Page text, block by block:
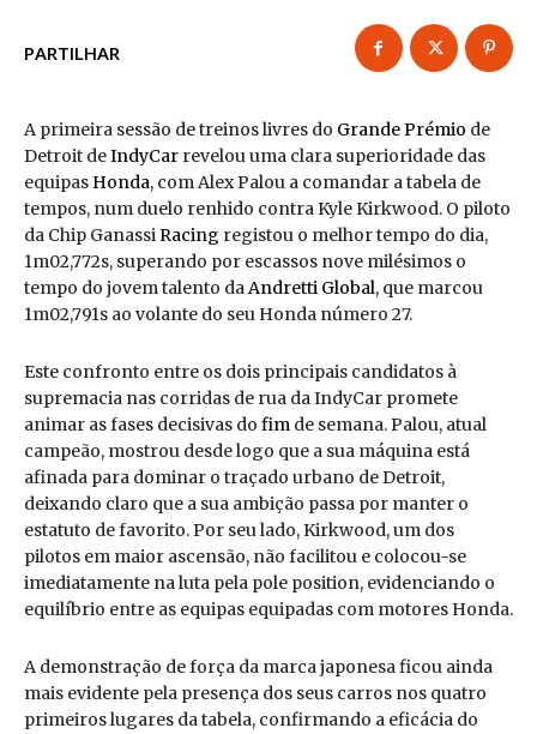
PARTILHAR
A primeira sessão de treinos livres do Grande Prémio de
Detroit deIndyCar revelou uma clara superioridade das
equipas Honda, com Alex Palou a comandar a tabela de
tempos, num duelo renhido contra Kyle Kirkwood. O piloto
da Chip GanassiRacing registou o melhor tempo do dia,
1m02,772s, superando por escassos nove milésimos o
tempo do jovem talento daAndretti Global, que marcou
1m02,791s ao volante do seu Honda número 27.
Este confronto entre os dois principais candidatos à
supremacia nas corridas de rua da IndyCar promete
animar as fases decisivas do fim de semana. Palou, atual
campeão, mostrou desde logo que a sua máquina está
afinada para dominar o traçado urbano de Detroit,
deixando claro que a sua ambição passa por manter o
estatuto de favorito. Por seu lado, Kirkwood, um dos
pilotos em maior ascensão, não facilitou e colocou-se
imediatamente na luta pela pole position, evidenciando o
equilíbrio entre as equipas equipadas com motores Honda.
A demonstração de força da marca japonesa ficou ainda
mais evidente pela presença dos seus carros nos quatro
primeiros lugares da tabela, confirmando a eficácia do